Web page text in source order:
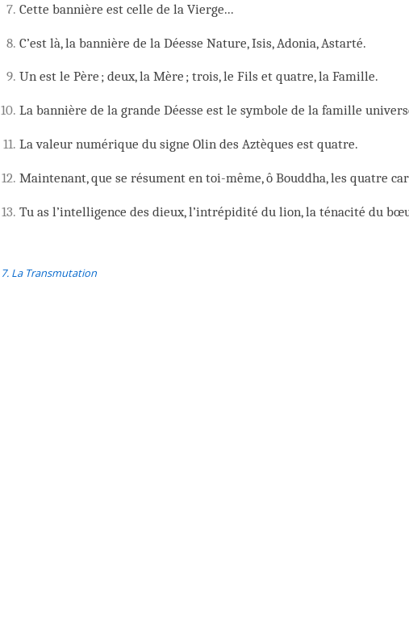
7.Cette bannière est celle de la Vierge...
8.C’est là, la bannière de la Déesse Nature, Isis, Adonia, Astarté.
9.Un est le Père ; deux, la Mère ; trois, le Fils et quatre, la Famille.
10.La bannière de la grande Déesse est le symbole de la famille
11.La valeur numérique du signe Olin des Aztèques est quatre.
12.Maintenant, que se résument en toi-même, ô Bouddha, les quatre
13.Tu as l’intelligence des dieux, l’intrépidité du lion, la ténacité du
7. La Transmutation